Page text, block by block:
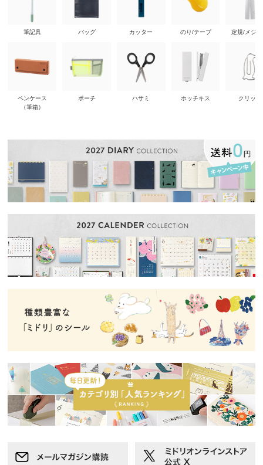
筆記具
ペンケース
（筆箱）
バッグ
ポーチ
カッター
ハサミ
のり/テープ
ホッチキス
定規/メジ
クリップ